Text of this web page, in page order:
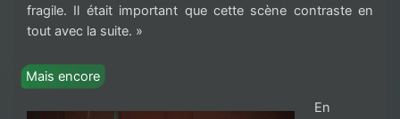
fragile. Il était important que cette scène contraste en
tout avec la suite. »
Mais encore
En